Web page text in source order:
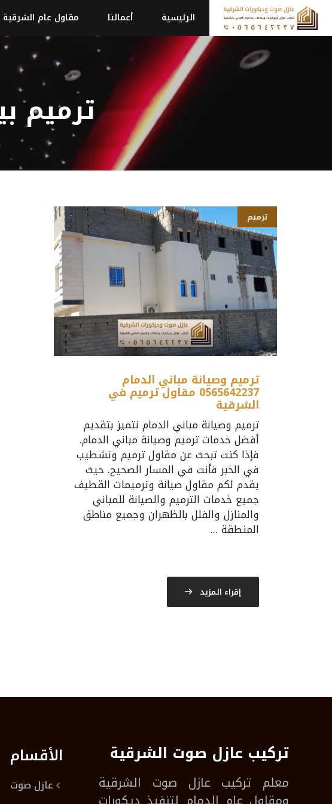
انتقل
إلى
المحتوى
الرئيسية أعمالنا مقاول عام الشرقية
ترميم
ترميم
ترميم وصيانة مباني الدمام
0565642237 مقاول ترميم في
الشرقية
ترميم وصيانة مباني الدمام نتميز بتقديم
أفضل خدمات ترميم وصيانة مباني الدمام.
فإذا كنت تبحث عن مقاول ترميم وتشطيب
في الخبر فأنت في المسار الصحيح. حيث
يقدم لكم مقاول صيانة وترميمات القطيف
جميع خدمات الترميم والصيانة للمباني
والمنازل والفلل بالظهران وجميع مناطق
المنطقة ...
إقراء المزيد
تركيب عازل صوت الشرقية
معلم تركيب عازل صوت الشرقية
الأقسام
عازل صوت